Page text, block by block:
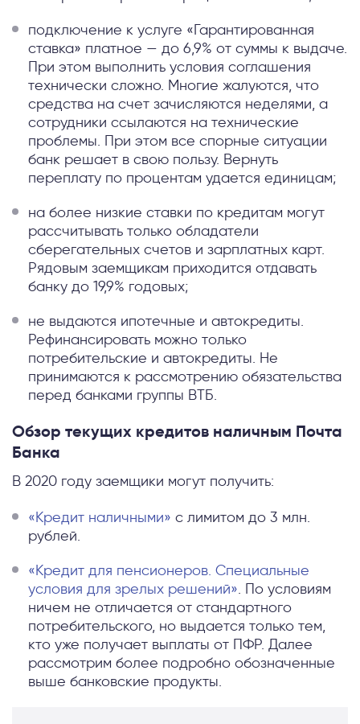
подключение к услуге «Гарантированная
ставка» платное — до 6,9% от суммы к выдаче.
При этом выполнить условия соглашения
технически сложно. Многие жалуются, что
средства на счет зачисляются неделями, а
сотрудники ссылаются на технические
проблемы. При этом все спорные ситуации
банк решает в свою пользу. Вернуть
переплату по процентам удается единицам;
на более низкие ставки по кредитам могут
рассчитывать только обладатели
сберегательных счетов и зарплатных карт.
Рядовым заемщикам приходится отдавать
банку до 19,9% годовых;
не выдаются ипотечные и автокредиты.
Рефинансировать можно только
потребительские и автокредиты. Не
принимаются к рассмотрению обязательства
перед банками группы ВТБ.
Обзор текущих кредитов наличным Почта
Банка
В 2020 году заемщики могут получить:
«Кредит наличными» с лимитом до 3 млн.
рублей.
«Кредит для пенсионеров. Специальные
условия для зрелых решений». По условиям
ничем не отличается от стандартного
потребительского, но выдается только тем,
кто уже получает выплаты от ПФР. Далее
рассмотрим более подробно обозначенные
выше банковские продукты.